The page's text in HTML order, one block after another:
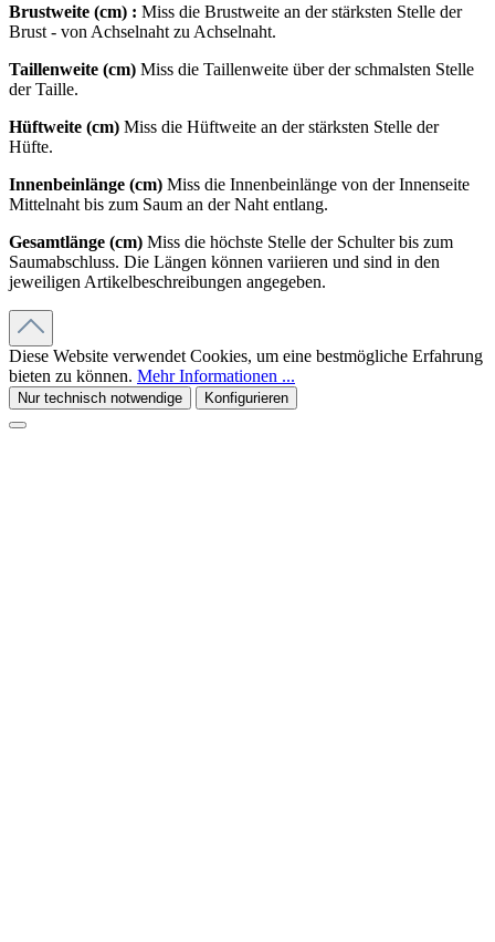
Brustweite (cm) : Miss die Brustweite an der stärksten Stelle der
Brust - von Achselnaht zu Achselnaht.
Taillenweite (cm) Miss die Taillenweite über der schmalsten Stelle
der Taille.
Hüftweite (cm) Miss die Hüftweite an der stärksten Stelle der
Hüfte.
Innenbeinlänge (cm) Miss die Innenbeinlänge von der Innenseite
Mittelnaht bis zum Saum an der Naht entlang.
Gesamtlänge (cm) Miss die höchste Stelle der Schulter bis zum
Saumabschluss. Die Längen können variieren und sind in den
jeweiligen Artikelbeschreibungen angegeben.
Diese Website verwendet Cookies, um eine bestmögliche Erfahrung
bieten zu können. Mehr Informationen ...
Nur technisch notwendige Konfigurieren